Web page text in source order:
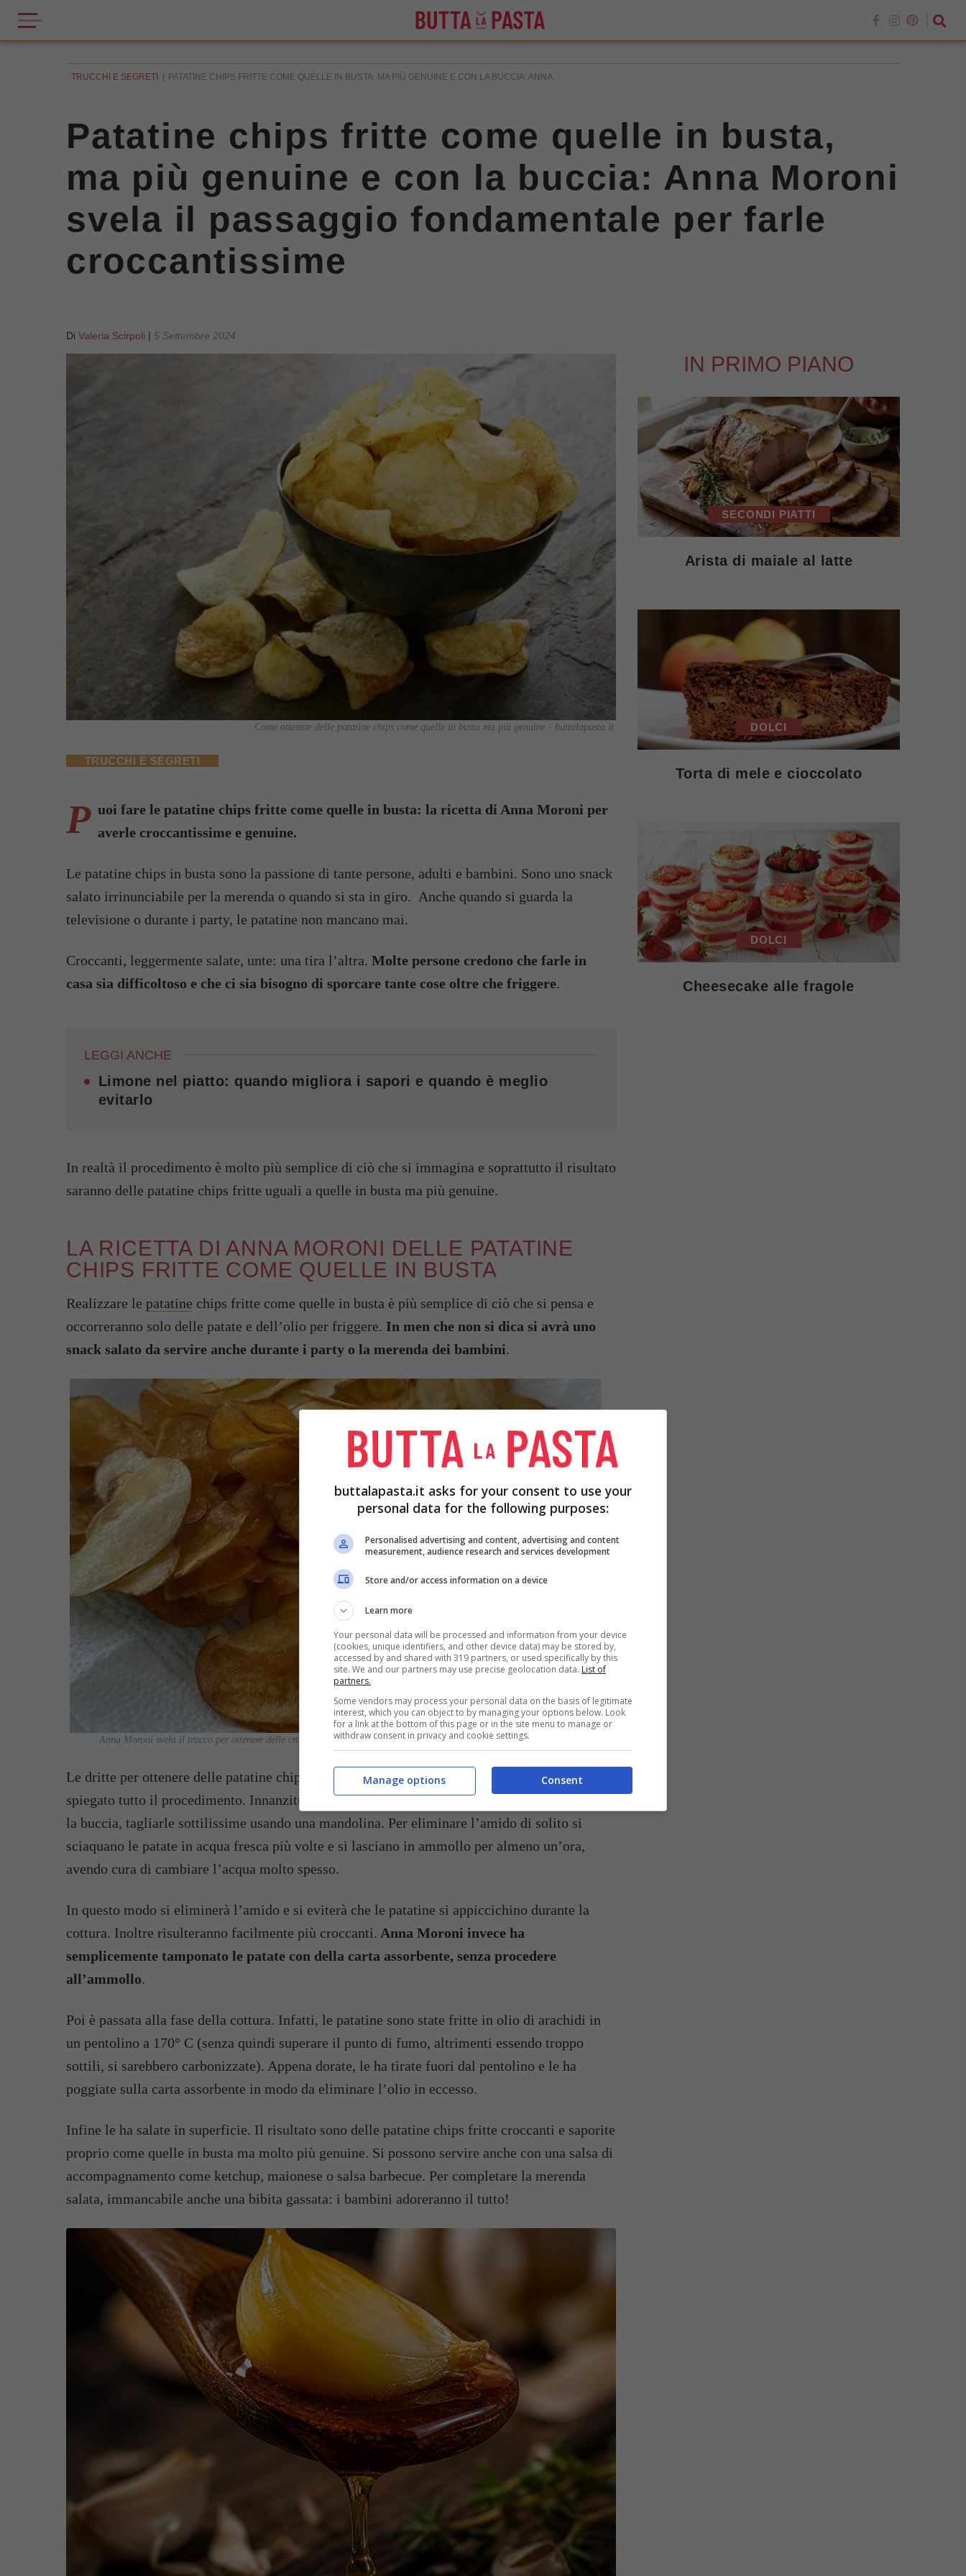
TRUCCHI E SEGRETI PATATINE CHIPS FRITTE COME QUELLE IN BUSTA, MA PIÙ GENUINE E CON LA BUCCIA: ANNA...
Patatine chips fritte come quelle in busta,
ma più genuine e con la buccia: Anna Moroni
svela il passaggio fondamentale per farle
croccantissime
Di Valeria Scirpoli | 5 Settembre 2024
Come ottenere delle patatine chips come quelle in busta ma più genuine - buttalapasta.it
TRUCCHI E SEGRETI
P uoi fare le patatine chips fritte come quelle in busta: la ricetta di Anna Moroni per
averle croccantissime e genuine.
Le patatine chips in busta sono la passione di tante persone, adulti e bambini. Sono uno snack
salato irrinunciabile per la merenda o quando si sta in giro. Anche quando si guarda la
televisione o durante i party, le patatine non mancano mai.
Croccanti, leggermente salate, unte: una tira l’altra. Molte persone credono che farle in
casa sia difficoltoso e che ci sia bisogno di sporcare tante cose oltre che friggere.
LEGGI ANCHE
Limone nel piatto: quando migliora i sapori e quando è meglio
evitarlo
In realtà il procedimento è molto più semplice di ciò che si immagina e soprattutto il risultato
saranno delle patatine chips fritte uguali a quelle in busta ma più genuine.
LA RICETTA DI ANNA MORONI DELLE PATATINE
CHIPS FRITTE COME QUELLE IN BUSTA
Realizzare le patatine chips fritte come quelle in busta è più semplice di ciò che si pensa e
occorreranno solo delle patate e dell’olio per friggere. In men che non si dica si avrà uno
snack salato da servire anche durante i party o la merenda dei bambini.
Anna Moroni svela il trucco per ottenere delle croccanti patatine chips fritte (Instagram @annamoronireal) – buttalapasta.it
Le dritte per ottenere delle patatine chips fritte perfette arrivano da Anna Moroni che ha
spiegato tutto il procedimento. Innanzitutto occorrerà prendere delle patate e, senza togliere
la buccia, tagliarle sottilissime usando una mandolina. Per eliminare l’amido di solito si
sciaquano le patate in acqua fresca più volte e si lasciano in ammollo per almeno un’ora,
avendo cura di cambiare l’acqua molto spesso.
In questo modo si eliminerà l’amido e si eviterà che le patatine si appiccichino durante la
cottura. Inoltre risulteranno facilmente più croccanti. Anna Moroni invece ha
semplicemente tamponato le patate con della carta assorbente, senza procedere
all’ammollo.
Poi è passata alla fase della cottura. Infatti, le patatine sono state fritte in olio di arachidi in
un pentolino a 170° C (senza quindi superare il punto di fumo, altrimenti essendo troppo
sottili, si sarebbero carbonizzate). Appena dorate, le ha tirate fuori dal pentolino e le ha
poggiate sulla carta assorbente in modo da eliminare l’olio in eccesso.
Infine le ha salate in superficie. Il risultato sono delle patatine chips fritte croccanti e saporite
proprio come quelle in busta ma molto più genuine. Si possono servire anche con una salsa di
accompagnamento come ketchup, maionese o salsa barbecue. Per completare la merenda
salata, immancabile anche una bibita gassata: i bambini adoreranno il tutto!
IN PRIMO PIANO
SECONDI PIATTI
Arista di maiale al latte
DOLCI
Torta di mele e cioccolato
DOLCI
Cheesecake alle fragole
buttalapasta.it asks for your consent to use your
personal data for the following purposes:
Personalised advertising and content, advertising and content
measurement, audience research and services development
Store and/or access information on a device
Learn more
Your personal data will be processed and information from your device
(cookies, unique identifiers, and other device data) may be stored by,
accessed by and shared with 319 partners, or used specifically by this
site. We and our partners may use precise geolocation data. List of
partners.
Some vendors may process your personal data on the basis of legitimate
interest, which you can object to by managing your options below. Look
for a link at the bottom of this page or in the site menu to manage or
withdraw consent in privacy and cookie settings.
Consent
Manage options